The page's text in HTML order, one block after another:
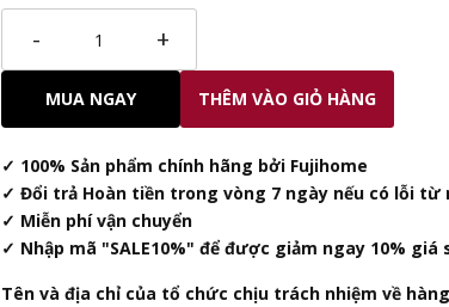
- +
MUA NGAY THÊM VÀO GIỎ HÀNG
✓ 100% Sản phẩm chính hãng bởi Fujihome
✓ Đổi trả Hoàn tiền trong vòng 7 ngày nếu có lỗi từ
✓ Miễn phí vận chuyển
✓ Nhập mã "SALE10%" để được giảm ngay 10% giá
Tên và địa chỉ của tổ chức chịu trách nhiệm về